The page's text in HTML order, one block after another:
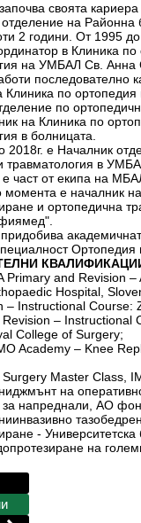
своята
на Районна
2 години. От 1995
в Клиника
на УМБАЛ Св. Анна
последователно
Клиника по ортопедия
по
на Клиника по
в болницата.
2018г. е Началник
травматология в
е част от екипа на
момента е началник
и ортопедична
придобива
Ортопедия
Primary and Revision –
Hospital,
– Instructional Course:
Revision – Instructional
Collеge of Surgery;
Academy – Knee
Surgery Master Class,
на
за напреднали, АО
-
на